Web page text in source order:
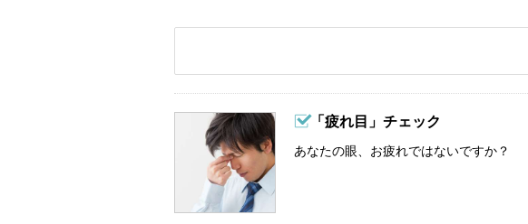
「疲れ目」チェック
あなたの眼、お疲れではないですか？